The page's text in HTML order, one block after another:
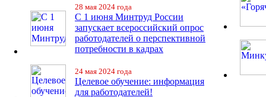
28 мая 2024 года
С 1 июня Минтруд России
запускает всероссийский опрос
работодателей о перспективной
потребности в кадрах
24 мая 2024 года
Целевое обучение: информация
для работодателей!